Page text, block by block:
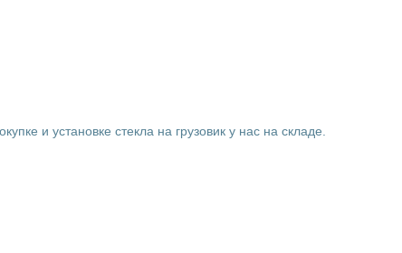
и установке стекла на грузовик у нас на складе.